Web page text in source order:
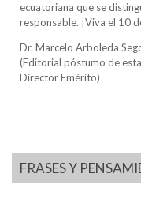
ecuatoriana que se
responsable. ¡Viva el 10
Dr. Marcelo Arboleda
(Editorial póstumo de
Director Emérito)
FRASES Y